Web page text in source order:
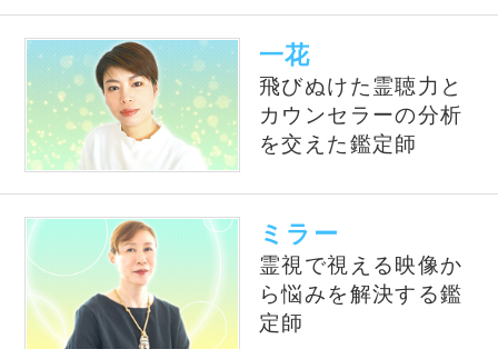
電話占いWish
星ひとみ◆運命が変わる究
極の天星術
風水の大御所Dr.コパがあな
たの開運をお手伝い！
テレビで話題の紫月香帆が
あなたの風水を徹底鑑定！